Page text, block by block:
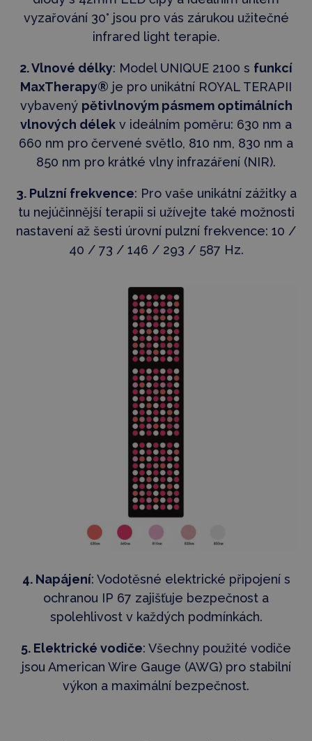
vyzařování 30° jsou pro vás zárukou užitečné
infrared light terapie.
2. Vlnové délky: Model UNIQUE 2100 s funkcí
MaxTherapy® je pro unikátní ROYAL TERAPII
vybavený pětivlnovým pásmem optimálních
vlnových délek v ideálním poměru: 630 nm a
660 nm pro červené světlo, 810 nm, 830 nm a
850 nm pro krátké vlny infrazáření (NIR).
3. Pulzní frekvence: Pro vaše unikátní zážitky a
tu nejúčinnější terapii si užívejte také možnosti
nastavení až šesti úrovní pulzní frekvence: 10 /
40 / 73 / 146 / 293 / 587 Hz.
4. Napájení: Vodotěsné elektrické připojení s
ochranou IP 67 zajišťuje bezpečnost a
spolehlivost v každých podmínkách.
5. Elektrické vodiče: Všechny použité vodiče
jsou American Wire Gauge (AWG) pro stabilní
výkon a maximální bezpečnost.